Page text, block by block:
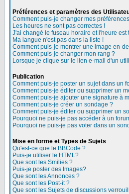
Préférences et paramètres des
Comment puis-je changer mes
Les heures ne sont pas correctes !
J'ai changé le fuseau horaire et l'heure est
Ma langue n'est pas dans la liste !
Comment puis-je montrer une image en-
Comment puis-je changer mon rang ?
Lorsque je clique sur le lien e-mail d'un
Publication
Comment puis-je poster un sujet dans un
Comment puis-je éditer ou supprimer un
Comment puis-je ajouter une signature à
Comment puis-je créer un sondage ?
Comment puis-je éditer ou supprimer un
Pourquoi ne puis-je pas accéder à un
Pourquoi ne puis-je pas voter dans un
Mise en forme et Types de Sujets
Qu'est-ce que le BBCode ?
Puis-je utiliser le HTML?
Que sont les Smilies ?
Puis-je poster des Images?
Que sont les Annonces ?
Que sont les Post-it ?
Que sont les Sujets de discussions